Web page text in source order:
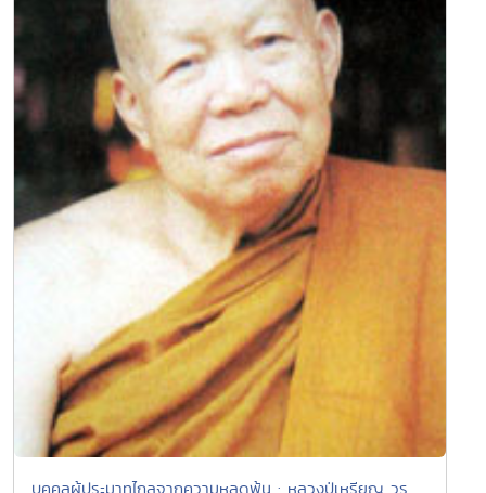
บุคคลผู้ประมาทไกลจากความหลุดพ้น : หลวงปู่เหรียญ วร